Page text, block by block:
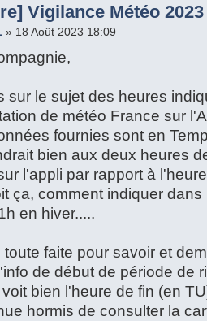
Vigilance Météo 2023
» 18 Août 2023 18:09
sur le sujet des heures
de météo France sur
fournies sont en
bien aux deux heures
l'appli par rapport à
ça, comment indiquer
en hiver.....
toute faite pour savoir et
de début de période de
bien l'heure de fin (en
hormis de consulter la